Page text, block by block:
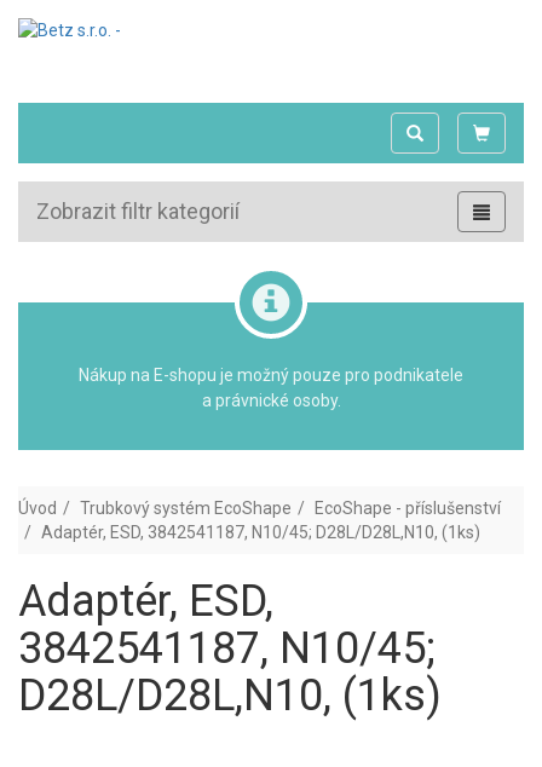
Zobrazit filtr kategorií
Nákup na E-shopu je možný pouze pro podnikatele
a právnické osoby.
Úvod Trubkový systém EcoShape
EcoShape - příslušenství
Adaptér, ESD, 3842541187, N10/45; D28L/D28L,N10, (1ks)
Adaptér, ESD,
3842541187, N10/45;
D28L/D28L,N10, (1ks)